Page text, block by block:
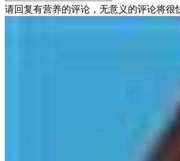
请回复有营养的评论，无意义的评论将很